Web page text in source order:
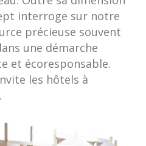
interroge sur notre
précieuse souvent
une démarche
et écoresponsable.
les hôtels à